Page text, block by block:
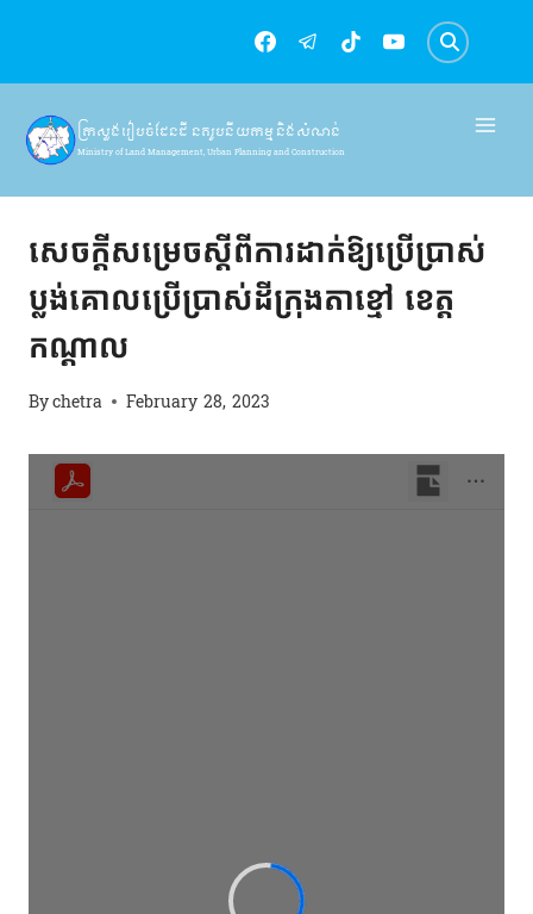
content
ក្រសួងរៀបចំដែនដី នគរូបនីយកម្ម និងសំណង់
Ministry of Land Management, Urban Planning and Construction
សេចក្ដីសម្រេចស្ដីពីការដាក់ឱ្យប្រើប្រាស់
ប្លង់គោលប្រើប្រាស់ដីក្រុងតាខ្មៅ ខេត្ត
កណ្ដាល
Bychetra February 28, 2023